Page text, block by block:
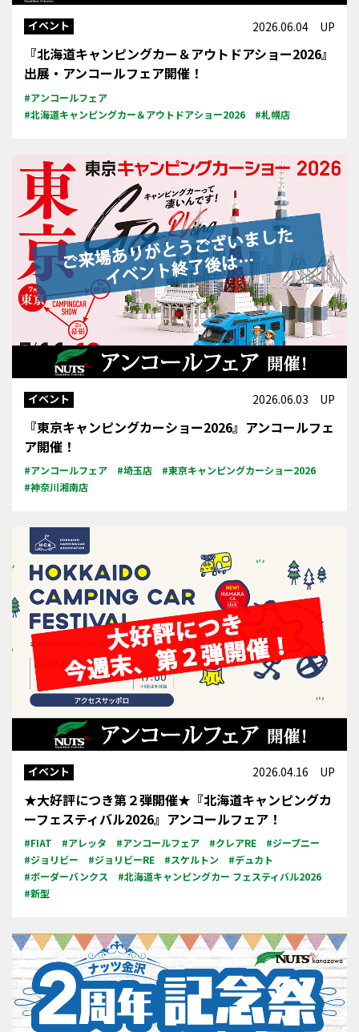
イベント 2026.06.04 UP
『北海道キャンピングカー＆アウトドアショー2026』
出展・アンコールフェア開催！
#アンコールフェア
#北海道キャンピングカー＆アウトドアショー2026
#札幌店
イベント 2026.06.03 UP
『東京キャンピングカーショー2026』アンコールフェ
ア開催！
#アンコールフェア #埼玉店
#東京キャンピングカーショー2026
#神奈川湘南店
イベント 2026.04.16 UP
★大好評につき第２弾開催★『北海道キャンピングカ
ーフェスティバル2026』アンコールフェア！
#FIAT #アレッタ #アンコールフェア #クレアRE
#ジープニー
#ジョリビー
#ジョリビーRE #スケルトン
#デュカト
#ボーダーバンクス
#北海道キャンピングカー フェスティバル2026
#新型